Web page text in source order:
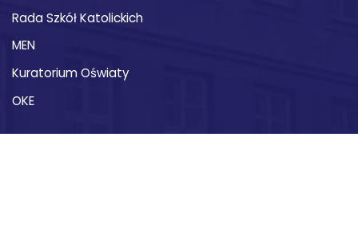
Rada Szkół Katolickich
MEN
Kuratorium Oświaty
OKE